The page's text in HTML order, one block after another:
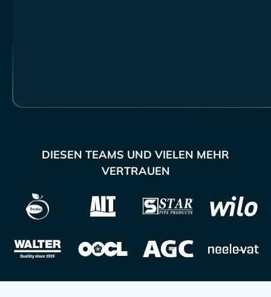
DIESEN TEAMS UND VIELEN MEHR
VERTRAUEN